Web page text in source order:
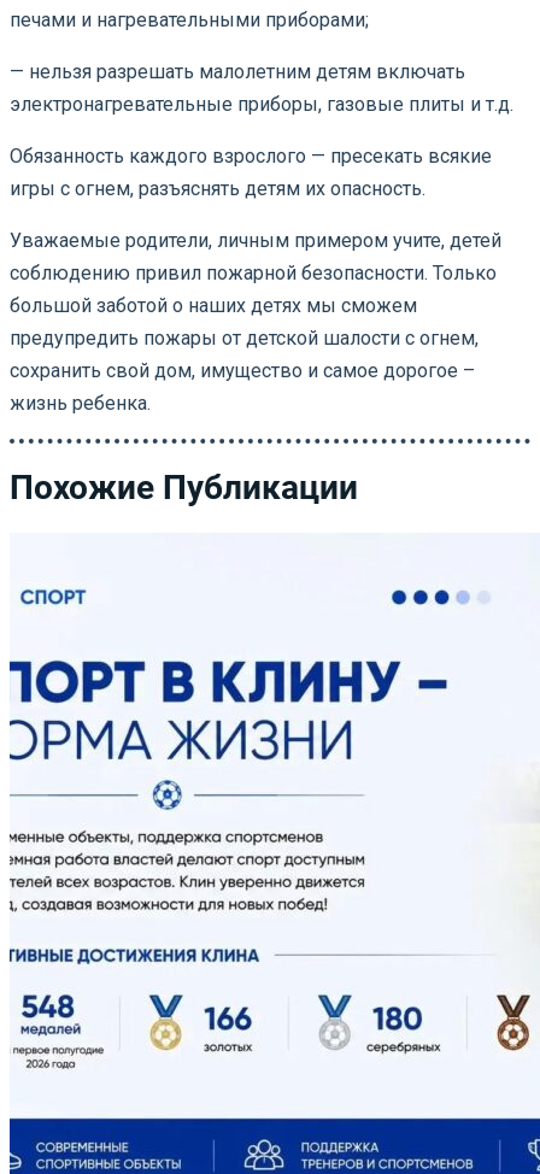
печами и нагревательными приборами;
— нельзя разрешать малолетним детям включать
электронагревательные приборы, газовые плиты и т.д.
Обязанность каждого взрослого — пресекать всякие
игры с огнем, разъяснять детям их опасность.
Уважаемые родители, личным примером учите, детей
соблюдению привил пожарной безопасности. Только
большой заботой о наших детях мы сможем
предупредить пожары от детской шалости с огнем,
сохранить свой дом, имущество и самое дорогое –
жизнь ребенка.
Похожие Публикации